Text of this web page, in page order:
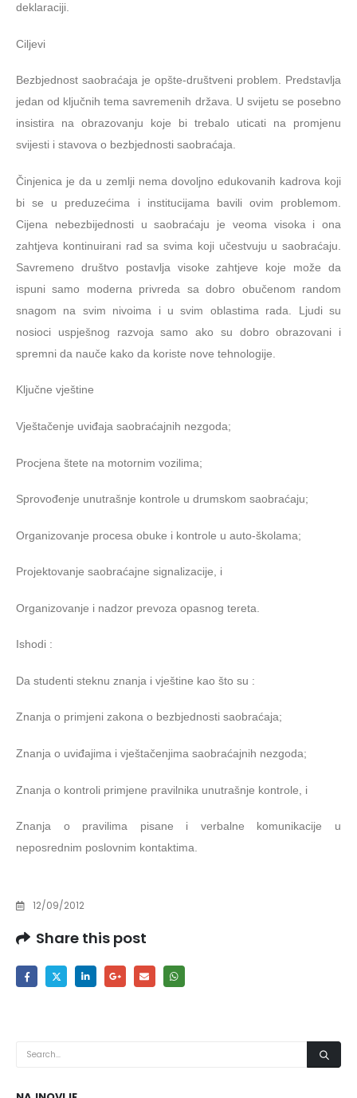
deklaraciji.
Ciljevi
Bezbjednost saobraćaja je opšte-društveni problem. Predstavlja
jedan od ključnih tema savremenih država. U svijetu se posebno
insistira na obrazovanju koje bi trebalo uticati na promjenu
svijesti i stavova o bezbjednosti saobraćaja.
Činjenica je da u zemlji nema dovoljno edukovanih kadrova koji
bi se u preduzećima i institucijama bavili ovim problemom.
Cijena nebezbijednosti u saobraćaju je veoma visoka i ona
zahtjeva kontinuirani rad sa svima koji učestvuju u saobraćaju.
Savremeno društvo postavlja visoke zahtjeve koje može da
ispuni samo moderna privreda sa dobro obučenom random
snagom na svim nivoima i u svim oblastima rada. Ljudi su
nosioci uspješnog razvoja samo ako su dobro obrazovani i
spremni da nauče kako da koriste nove tehnologije.
Ključne vještine
Vještačenje uviđaja saobraćajnih nezgoda;
Procjena štete na motornim vozilima;
Sprovođenje unutrašnje kontrole u drumskom saobraćaju;
Organizovanje procesa obuke i kontrole u auto-školama;
Projektovanje saobraćajne signalizacije, i
Organizovanje i nadzor prevoza opasnog tereta.
Ishodi :
Da studenti steknu znanja i vještine kao što su :
Znanja o primjeni zakona o bezbjednosti saobraćaja;
Znanja o uviđajima i vještačenjima saobraćajnih nezgoda;
Znanja o kontroli primjene pravilnika unutrašnje kontrole, i
Znanja o pravilima pisane i verbalne komunikacije u
neposrednim poslovnim kontaktima.
12/09/2012
Share this post